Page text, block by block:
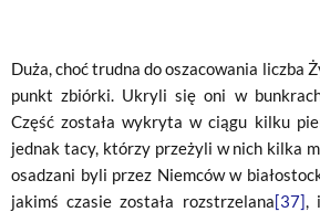
Duża, choć trudna do oszacowania liczba
punkt zbiórki. Ukryli się oni w
Część została wykryta w ciągu kilku
jednak tacy, którzy przeżyli w nich kilka
osadzani byli przez Niemców w
jakimś czasie została rozstrzelana[37],